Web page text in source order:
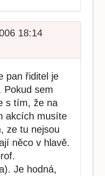
18:14
pan řiditel je
Pokud sem
s tím, že na
akcích musíte
ze tu nejsou
něco v hlavě.
Je hodná,